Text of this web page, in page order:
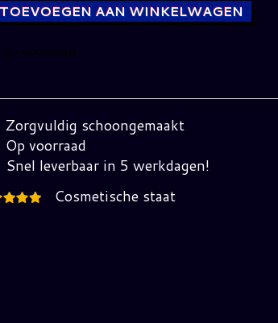
TOEVOEGEN AAN WINKELWAGEN
voorraad
Zorgvuldig schoongemaakt
Op voorraad
Snel leverbaar in 5 werkdagen!
Cosmetische staat